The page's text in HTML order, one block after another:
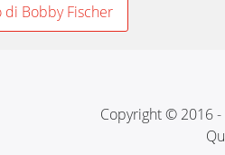
di Bobby Fischer
Copyright © 2016 -